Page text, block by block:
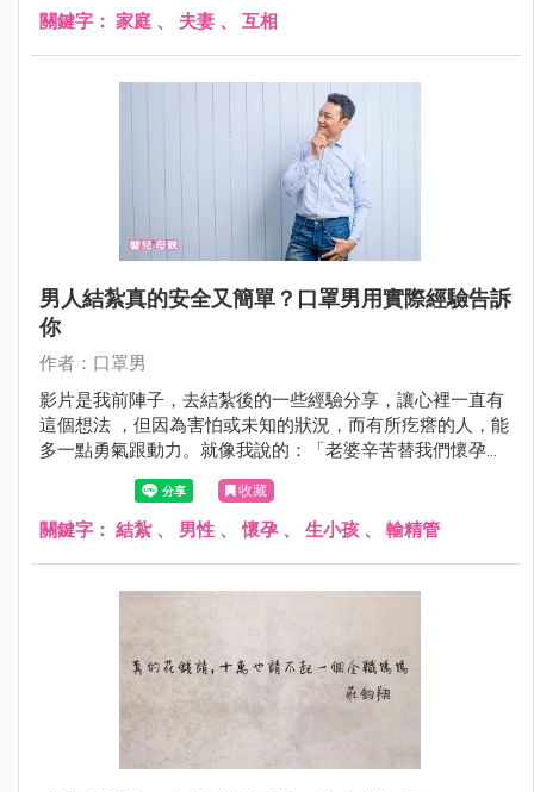
關鍵字： 家庭 、 夫妻 、 互相
男人結紮真的安全又簡單？口罩男用實際經驗告訴
你
作者：口罩男
影片是我前陣子，去結紮後的一些經驗分享，讓心裡一直有
這個想法 ，但因為害怕或未知的狀況，而有所疙瘩的人，能
多一點勇氣跟動力。就像我說的：「老婆辛苦替我們懷孕生
子， 我們為她去結紮 ，彼此為了對方而各挨一刀或一痛，
其實想想，真的挺浪漫的。」
收藏
關鍵字： 結紮、 男性 、懷孕 、 生小孩 、 輸精管